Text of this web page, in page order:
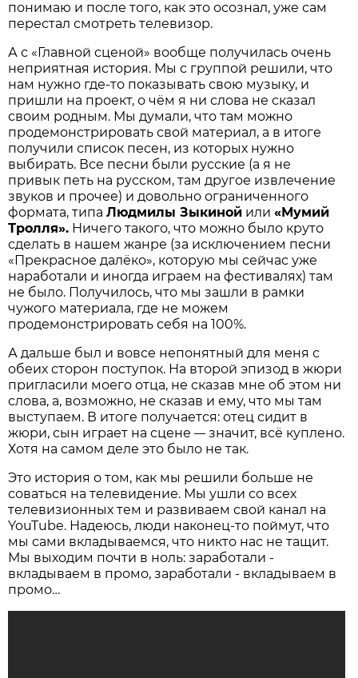
понимаю и после того, как это осознал, уже сам
перестал смотреть телевизор.
А с «Главной сценой» вообще получилась очень
неприятная история. Мы с группой решили, что
нам нужно где-то показывать свою музыку, и
пришли на проект, о чём я ни слова не сказал
своим родным. Мы думали, что там можно
продемонстрировать свой материал, а в итоге
получили список песен, из которых нужно
выбирать. Все песни были русские (а я не
привык петь на русском, там другое извлечение
звуков и прочее) и довольно ограниченного
формата, типаЛюдмилы Зыкиной или«Мумий
Тролля». Ничего такого, что можно было круто
сделать в нашем жанре (за исключением песни
«Прекрасное далёко», которую мы сейчас уже
наработали и иногда играем на фестивалях) там
не было. Получилось, что мы зашли в рамки
чужого материала, где не можем
продемонстрировать себя на 100%.
А дальше был и вовсе непонятный для меня с
обеих сторон поступок. На второй эпизод в жюри
пригласили моего отца, не сказав мне об этом ни
слова, а, возможно, не сказав и ему, что мы там
выступаем. В итоге получается: отец сидит в
жюри, сын играет на сцене— значит, всё куплено.
Хотя на самом деле это было не так.
Это история о том, как мы решили больше не
соваться на телевидение. Мы ушли со всех
телевизионных тем и развиваем свой канал на
YouTube. Надеюсь, люди наконец-то поймут, что
мы сами вкладываемся, что никто нас не тащит.
Мы выходим почти в ноль: заработали -
вкладываем в промо, заработали - вкладываем в
промо…